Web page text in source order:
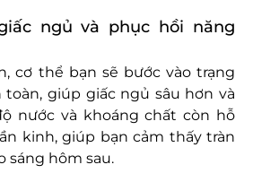
ngủ và phục hồi năng
cơ thể bạn sẽ bước vào trạng
giúp giấc ngủ sâu hơn và
nước và khoáng chất còn hỗ
kinh, giúp bạn cảm thấy tràn
sáng hôm sau.